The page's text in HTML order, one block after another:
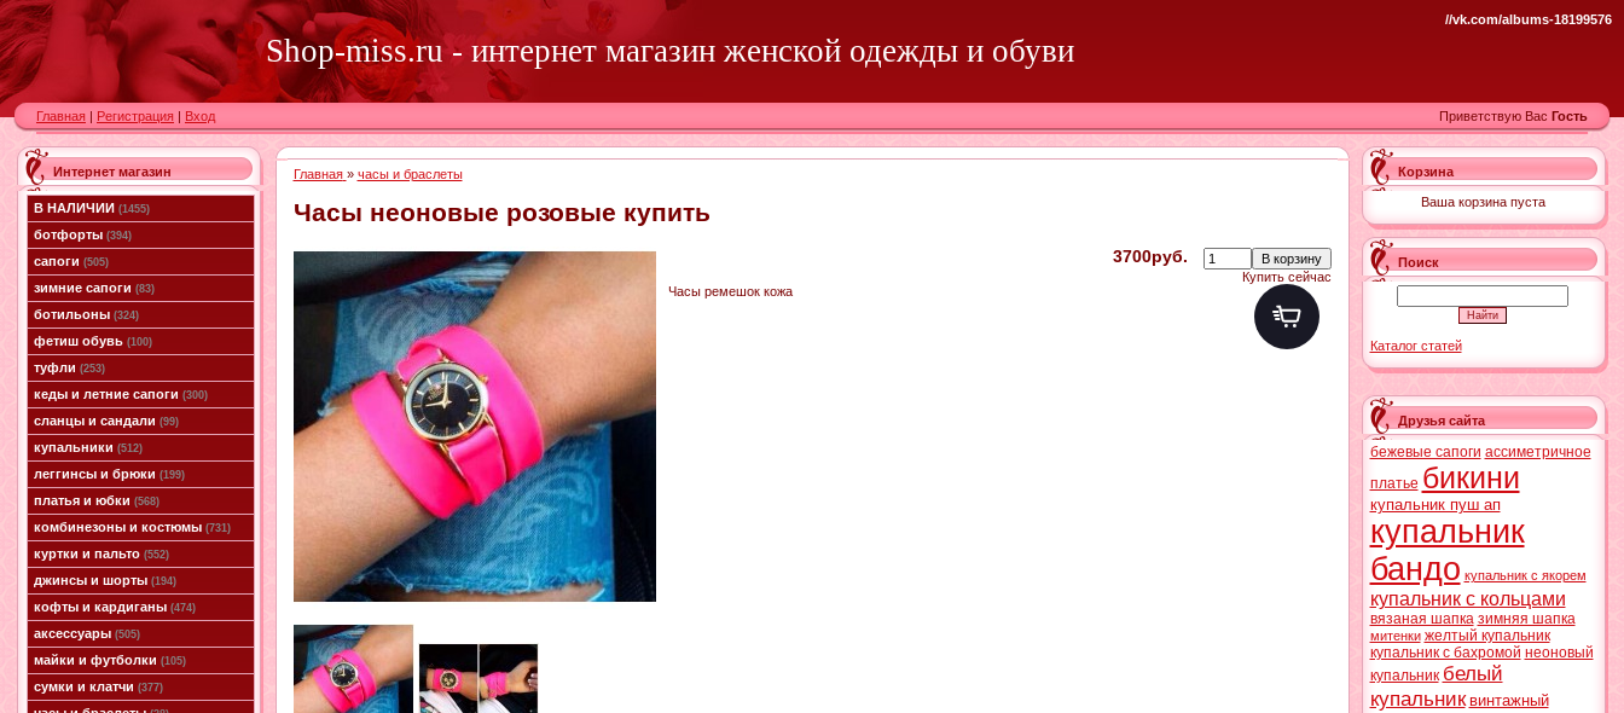
Shop-miss.ru - интернет магазин женской одежды и обуви
//vk.com/albums-18199576
Главная | Регистрация | Вход Приветствую Вас Гость
Интернет магазин
В НАЛИЧИИ(1455)
ботфорты(394)
сапоги(505)
зимние сапоги(83)
ботильоны(324)
фетиш обувь(100)
туфли(253)
кеды и летние сапоги(300)
сланцы и сандали(99)
купальники(512)
леггинсы и брюки(199)
платья и юбки(568)
комбинезоны и костюмы(731)
куртки и пальто(552)
джинсы и шорты(194)
кофты и кардиганы(474)
аксессуары(505)
майки и футболки(105)
сумки и клатчи(377)
Главная » часы и браслеты
Часы неоновые розовые купить
3700руб.
Часы ремешок кожа
Купить сейчас
Корзина
Ваша корзина пуста
Поиск
Каталог статей
Друзья сайта
бежевые сапоги ассиметричное
платье бикини
купальник пуш ап
купальник
бандо купальник с якорем
купальник с кольцами
вязаная шапка зимняя шапка
митенки желтый купальник
купальник с бахромой неоновый
купальник белый
купальник винтажный